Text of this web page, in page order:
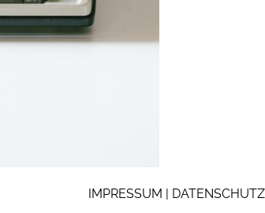
IMPRESSUM | DATENSCHUTZ